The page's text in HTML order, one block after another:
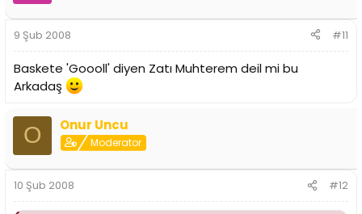
9 Şub 2008 #11
Baskete 'Goooll' diyen Zatı Muhterem deil mi bu
Arkadaş
O Onur Uncu
Moderator
10 Şub 2008 #12